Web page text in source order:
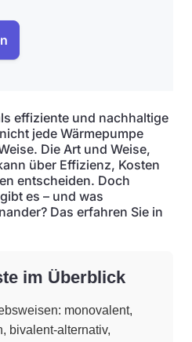
effiziente und nachhaltige
jede Wärmepumpe
Die Art und Weise,
über Effizienz, Kosten
entscheiden. Doch
es – und was
Das erfahren Sie in
im Überblick
monovalent,
bivalent-alternativ,